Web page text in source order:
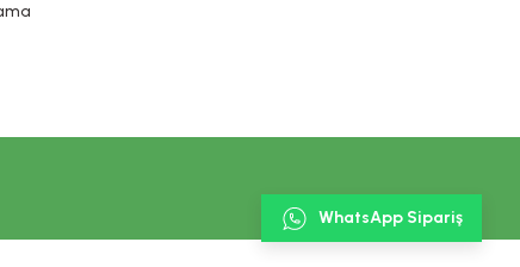
WhatsApp Sipariş